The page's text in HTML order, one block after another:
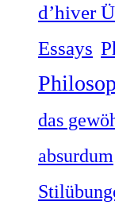
dʼhiver
Essays
das
absurdum